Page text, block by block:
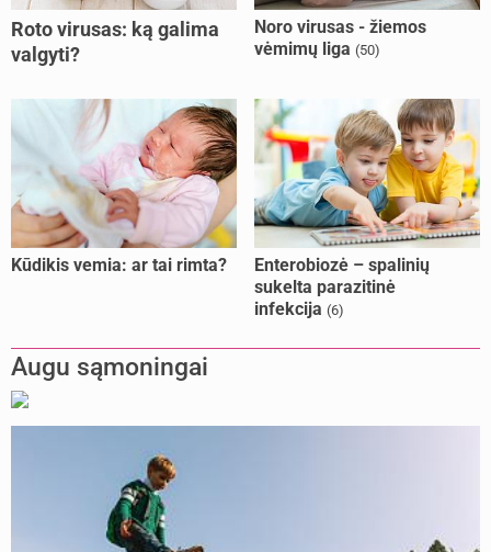
Roto virusas: ką galima
valgyti?
Noro virusas - žiemos
vėmimų liga (50)
Kūdikis vemia: ar tai rimta?
Enterobiozė – spalinių
sukelta parazitinė
infekcija (6)
Augu sąmoningai